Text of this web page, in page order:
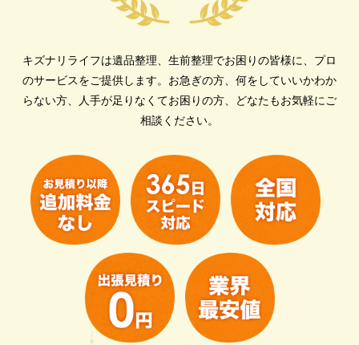
キズナリライフは遺品整理、生前整理でお困りの皆様に、プロ
のサービスをご提供します。 お急ぎの方、何をしていいかわか
らない方、人手が足りなくてお困りの方、どなたもお気軽にご
相談ください。